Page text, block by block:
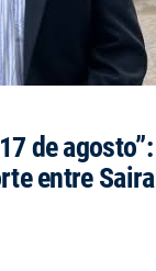
de
entre